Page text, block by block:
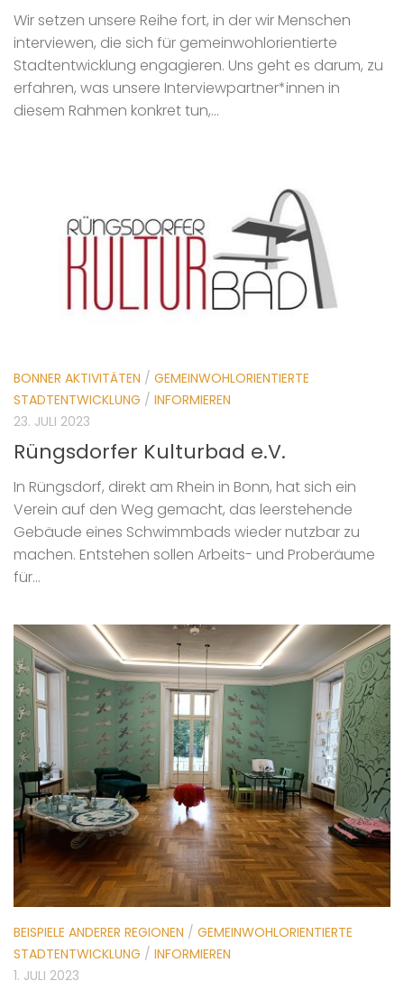
Wir setzen unsere Reihe fort, in der wir Menschen
interviewen, die sich für gemeinwohlorientierte
Stadtentwicklung engagieren. Uns geht es darum, zu
erfahren, was unsere Interviewpartner*innen in
diesem Rahmen konkret tun,...
BONNER AKTIVITÄTEN / GEMEINWOHLORIENTIERTE
STADTENTWICKLUNG / INFORMIEREN
23. JULI 2023
Rüngsdorfer Kulturbad e.V.
In Rüngsdorf, direkt am Rhein in Bonn, hat sich ein
Verein auf den Weg gemacht, das leerstehende
Gebäude eines Schwimmbads wieder nutzbar zu
machen. Entstehen sollen Arbeits- und Proberäume
für...
BEISPIELE ANDERER REGIONEN / GEMEINWOHLORIENTIERTE
STADTENTWICKLUNG / INFORMIEREN
1. JULI 2023